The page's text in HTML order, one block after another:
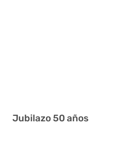
Jubilazo 50 años